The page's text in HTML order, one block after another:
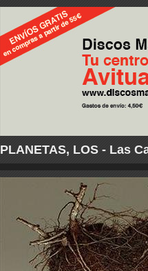
PLANETAS, LOS - Las